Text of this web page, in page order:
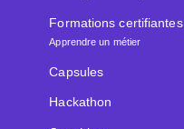
Formations certifiantes
Apprendre un métier
Capsules
Hackathon